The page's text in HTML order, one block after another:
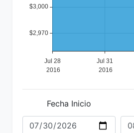
Fecha Inicio